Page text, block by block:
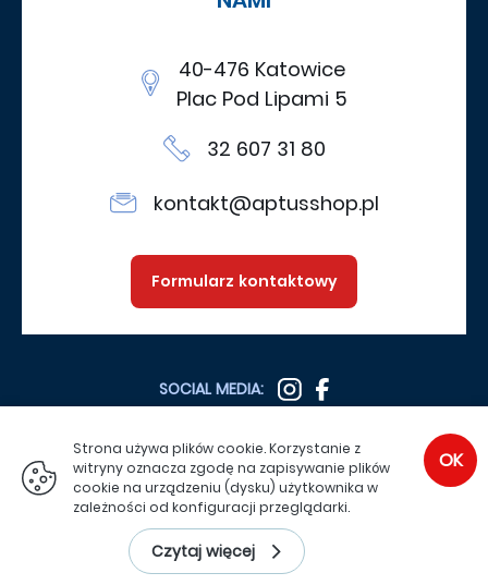
40-476 Katowice
Plac Pod Lipami 5
32 607 31 80
kontakt@aptusshop.pl
Formularz kontaktowy
SOCIAL MEDIA:
SPRAWDŹ TEŻ:
Copyright 2026Aptus.pl
OK
Strona używa plików cookie. Korzystanie z
witryny oznacza zgodę na zapisywanie plików
cookie na urządzeniu (dysku) użytkownika w
zależności od konfiguracji przeglądarki.
Czytaj więcej